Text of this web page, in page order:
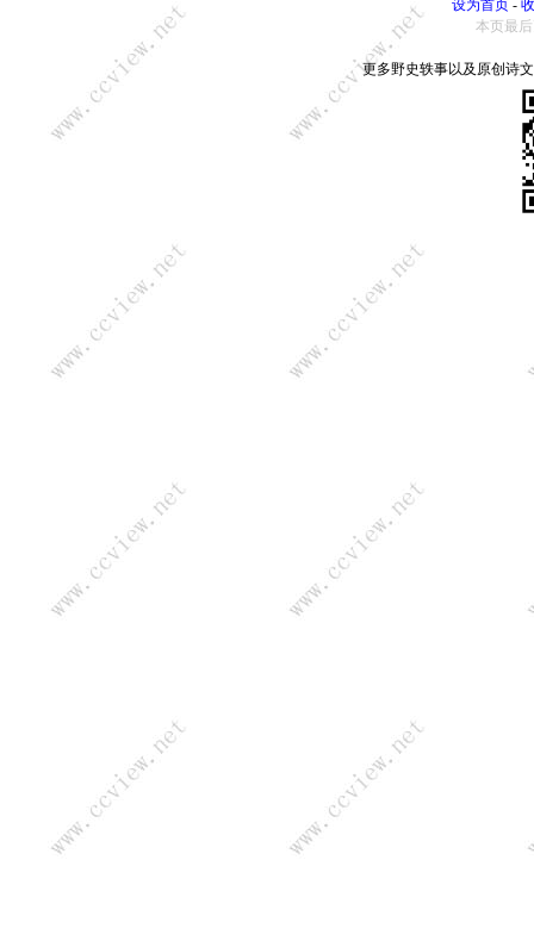
设为首页 -
本页最后
更多野史轶事以及原创诗